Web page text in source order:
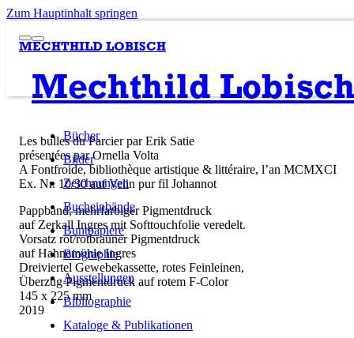
Zum Hauptinhalt springen
MECHTHILD LOBISCH
Mechthild
Bücher
Bilder
Zeichnungen
Bucheinbände
Buntpapiere
Biographie
Ausstellungen
Bibliographie
Kataloge & Publikationen
Les bulles du Parcier par Erik Satie
présentées par Ornella Volta
A Fontfroide, bibliothèque artistique & littéraire, l’an MCMXCI
Ex. Nr. 10/30 auf Velin pur fil Johannot
Pappband, mehrfarbiger Pigmentdruck
auf Zerkall Ingres mit Softtouchfolie veredelt.
Vorsatz rot/rotbrauner Pigmentdruck
auf Hahnemühle Ingres
Dreiviertel Gewebekassette, rotes Feinleinen,
Überzug Pigmentdruck auf rotem F-Color
145 x 225 mm
2019